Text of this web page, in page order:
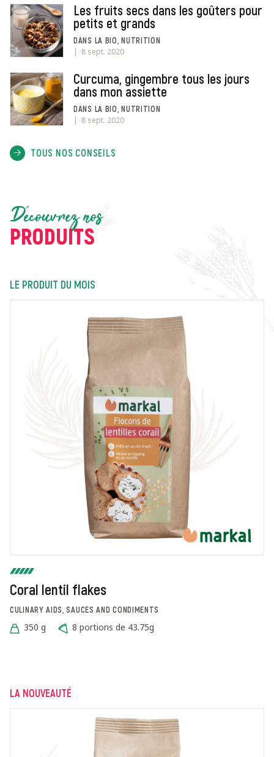
Les fruits secs dans les goûters pour
petits et grands
DANS LA BIO, NUTRITION
8 sept. 2020
Curcuma, gingembre tous les jours
dans mon assiette
DANS LA BIO, NUTRITION
8 sept. 2020
TOUS NOS CONSEILS
Découvrez nos
PRODUITS
LE PRODUIT DU MOIS
Coral lentil flakes
CULINARY AIDS, SAUCES AND CONDIMENTS
350 g 8 portions de 43.75g
LA NOUVEAUTÉ